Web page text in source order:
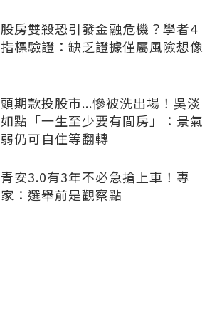
股房雙殺恐引發金融危機？學者4
指標驗證：缺乏證據僅屬風險想像
頭期款投股市...慘被洗出場！吳淡
如點「一生至少要有間房」：景氣
弱仍可自住等翻轉
青安3.0有3年不必急搶上車！專
家：選舉前是觀察點